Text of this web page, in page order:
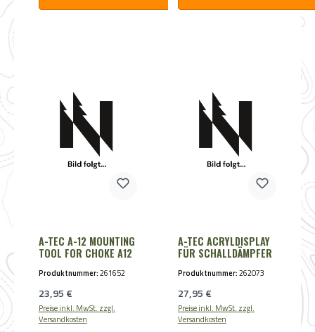
A-TEC A-12 MOUNTING
TOOL FOR CHOKE A12
Produktnummer:261652
Regulärer Preis:
23,95 €
Preise inkl. MwSt. zzgl.
Versandkosten
A-TEC ACRYLDISPLAY
FÜR SCHALLDÄMPFER
Produktnummer:262073
Regulärer Preis:
27,95 €
Preise inkl. MwSt. zzgl.
Versandkosten